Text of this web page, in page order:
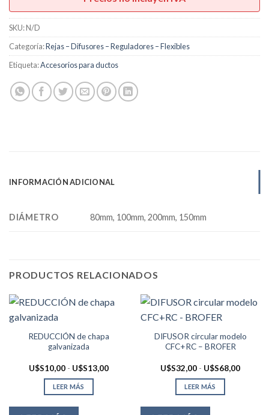
SKU:N/D
Categoría:Rejas – Difusores – Reguladores – Flexibles
Etiqueta:Accesorios para ductos
INFORMACIÓN ADICIONAL
DIÁMETRO 80mm, 100mm, 200mm, 150mm
PRODUCTOS RELACIONADOS
REDUCCIÓN de chapa
galvanizada
U$S10,00 - U$S13,00Rango
LEER MÁS
DIFUSOR circular modelo
CFC+RC – BROFER
U$S32,00 - U$S68,00Rango
LEER MÁS